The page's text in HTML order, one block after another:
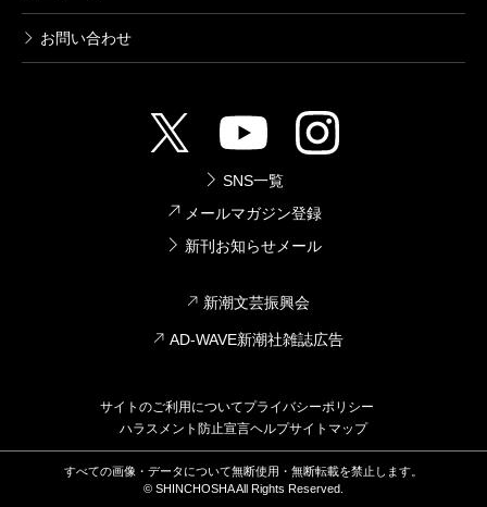
お問い合わせ
SNS一覧
メールマガジン登録
新刊お知らせメール
新潮文芸振興会
AD-WAVE新潮社雑誌広告
サイトのご利用についてプライバシーポリシー
ハラスメント防止宣言ヘルプサイトマップ
すべての画像・データについて無断使用・無断転載を禁止します。
© SHINCHOSHA All Rights Reserved.